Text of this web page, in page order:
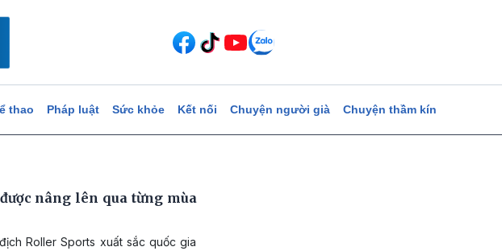
thao Pháp luật Sức khỏe Kết nối Chuyện người già Chuyện thầm kín
nâng lên qua từng mùa
Roller Sports xuất sắc quốc gia